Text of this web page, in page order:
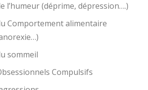
l’humeur (déprime, dépression….)
Comportement alimentaire
sommeil
Compulsifs